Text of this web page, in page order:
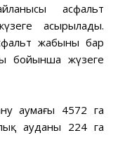
асфальт
асырылады.
жабыны бар
бойынша жүзеге
аумағы 4572 га
ауданы 224 га